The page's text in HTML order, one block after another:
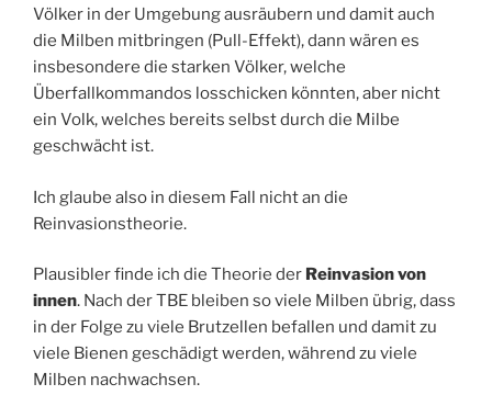
Völker in der Umgebung ausräubern und damit auch
die Milben mitbringen (Pull-Effekt), dann wären es
insbesondere die starken Völker, welche
Überfallkommandos losschicken könnten, aber nicht
ein Volk, welches bereits selbst durch die Milbe
geschwächt ist.
Ich glaube also in diesem Fall nicht an die
Reinvasionstheorie.
Plausibler finde ich die Theorie der Reinvasion von
innen. Nach der TBE bleiben so viele Milben übrig, dass
in der Folge zu viele Brutzellen befallen und damit zu
viele Bienen geschädigt werden, während zu viele
Milben nachwachsen.